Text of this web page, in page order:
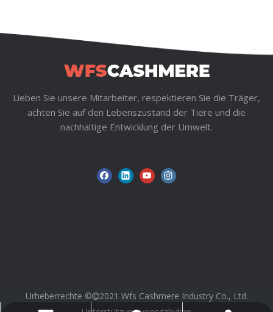
Lieben Sie unsere Mitarbeiter, respektieren Sie die Träger,
achten Sie auf den Lebenszustand der Tiere und die
nachhaltige Entwicklung der Umwelt.
Urheberrechte ©2021 Wfs Cashmere Industry Co., Ltd.